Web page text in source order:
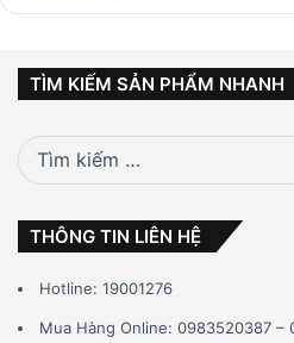
TÌM KIẾM SẢN PHẨM NHANH
THÔNG TIN LIÊN HỆ
Hotline: 19001276
Mua Hàng Online: 0983520387 –